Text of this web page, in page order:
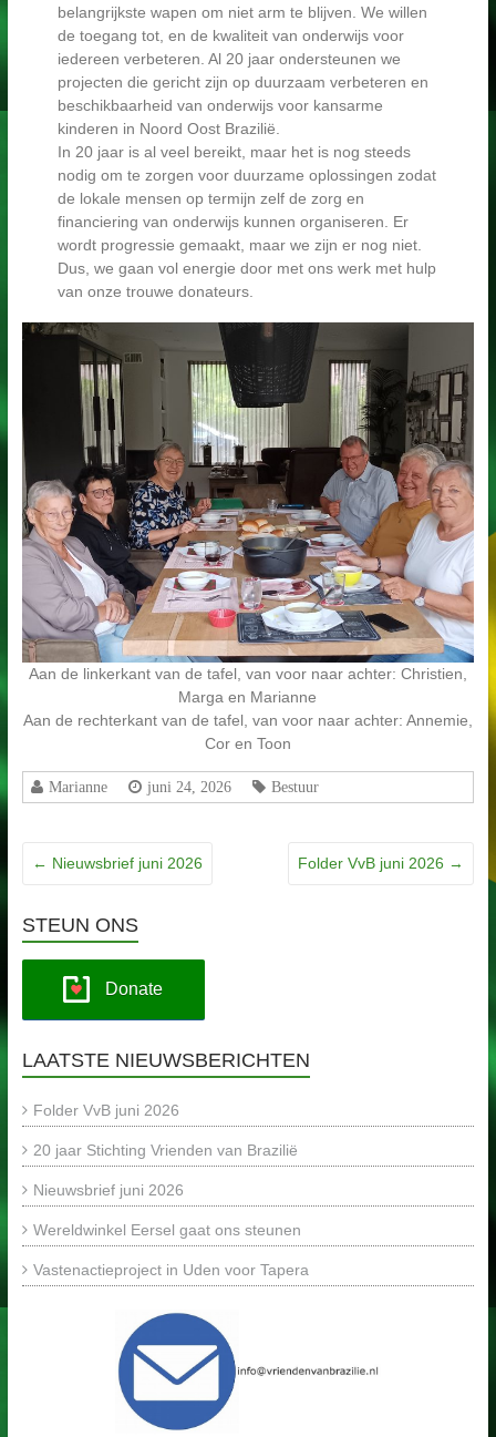
belangrijkste wapen om niet arm te blijven. We willen
de toegang tot, en de kwaliteit van onderwijs voor
iedereen verbeteren. Al 20 jaar ondersteunen we
projecten die gericht zijn op duurzaam verbeteren en
beschikbaarheid van onderwijs voor kansarme
kinderen in Noord Oost Brazilië.
In 20 jaar is al veel bereikt, maar het is nog steeds
nodig om te zorgen voor duurzame oplossingen zodat
de lokale mensen op termijn zelf de zorg en
financiering van onderwijs kunnen organiseren. Er
wordt progressie gemaakt, maar we zijn er nog niet.
Dus, we gaan vol energie door met ons werk met hulp
van onze trouwe donateurs.
Aan de linkerkant van de tafel, van voor naar achter: Christien,
Marga en Marianne
Aan de rechterkant van de tafel, van voor naar achter: Annemie,
Cor en Toon
Marianne juni 24, 2026 Bestuur
← Nieuwsbrief juni 2026 Folder VvB juni 2026 →
STEUN ONS
Donate
LAATSTE NIEUWSBERICHTEN
Folder VvB juni 2026
20 jaar Stichting Vrienden van Brazilië
Nieuwsbrief juni 2026
Wereldwinkel Eersel gaat ons steunen
Vastenactieproject in Uden voor Tapera